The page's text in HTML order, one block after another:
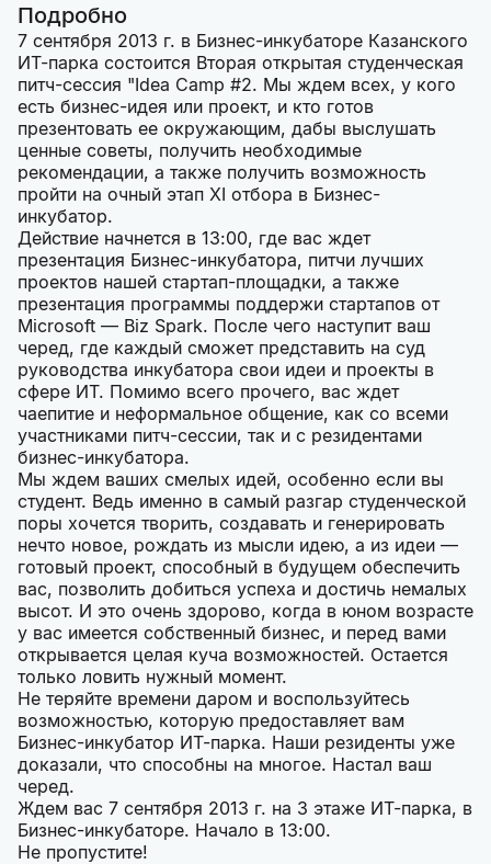
Подробно
7 сентября 2013 г. в Бизнес-инкубаторе Казанского
ИТ-парка состоится Вторая открытая студенческая
питч-сессия "Idea Camp #2. Мы ждем всех, у кого
есть бизнес-идея или проект, и кто готов
презентовать ее окружающим, дабы выслушать
ценные советы, получить необходимые
рекомендации, а также получить возможность
пройти на очный этап XI отбора в Бизнес-
инкубатор.
Действие начнется в 13:00, где вас ждет
презентация Бизнес-инкубатора, питчи лучших
проектов нашей стартап-площадки, а также
презентация программы поддержи стартапов от
Microsoft — Biz Spark. После чего наступит ваш
черед, где каждый сможет представить на суд
руководства инкубатора свои идеи и проекты в
сфере ИТ. Помимо всего прочего, вас ждет
чаепитие и неформальное общение, как со всеми
участниками питч-сессии, так и с резидентами
бизнес-инкубатора.
Мы ждем ваших смелых идей, особенно если вы
студент. Ведь именно в самый разгар студенческой
поры хочется творить, создавать и генерировать
нечто новое, рождать из мысли идею, а из идеи —
готовый проект, способный в будущем обеспечить
вас, позволить добиться успеха и достичь немалых
высот. И это очень здорово, когда в юном возрасте
у вас имеется собственный бизнес, и перед вами
открывается целая куча возможностей. Остается
только ловить нужный момент.
Не теряйте времени даром и воспользуйтесь
возможностью, которую предоставляет вам
Бизнес-инкубатор ИТ-парка. Наши резиденты уже
доказали, что способны на многое. Настал ваш
черед.
Ждем вас 7 сентября 2013 г. на 3 этаже ИТ-парка, в
Бизнес-инкубаторе. Начало в 13:00.
Не пропустите!